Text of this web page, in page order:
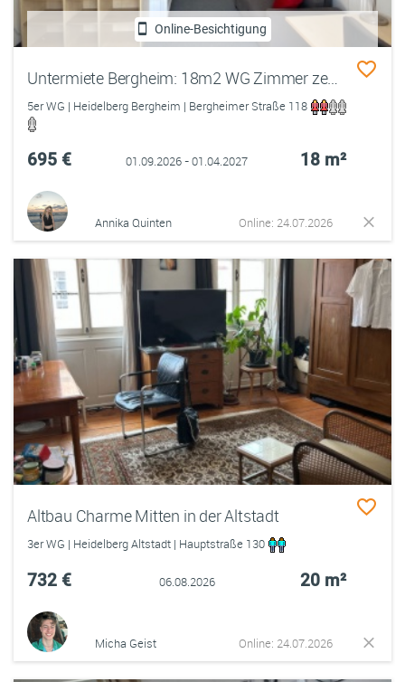
Online-Besichtigung
Untermiete Bergheim: 18m2 WG Zimmer zentral gelegen
5er WG | Heidelberg Bergheim | Bergheimer Straße 118
695 € 01.09.2026 - 01.04.2027 18 m²
Annika Quinten Online: 24.07.2026
Altbau Charme Mitten in der Altstadt
3er WG | Heidelberg Altstadt | Hauptstraße 130
732 € 06.08.2026 20 m²
Micha Geist Online: 24.07.2026